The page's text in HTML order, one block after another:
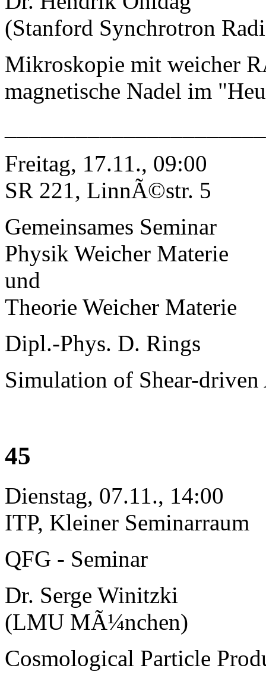
(Stanford Synchrotron
Mikroskopie mit weicher
magnetische Nadel im
Freitag, 17.11., 09:00
SR 221, LinnÃ©str. 5
Gemeinsames Seminar
Physik Weicher Materie
und
Theorie Weicher Materie
Dipl.-Phys. D. Rings
Simulation of Shear-
45
Dienstag, 07.11., 14:00
ITP, Kleiner Seminarraum
QFG - Seminar
Dr. Serge Winitzki
(LMU MÃ¼nchen)
Cosmological Particle